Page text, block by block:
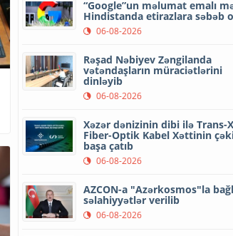
“Google”un məlumat emalı
Hindistanda etirazlara səbəb
06-08-2026
Rəşad Nəbiyev Zəngilanda
vətəndaşların müraciətlərini
dinləyib
06-08-2026
Xəzər dənizinin dibi ilə Trans-
Fiber-Optik Kabel Xəttinin
başa çatıb
06-08-2026
AZCON-a "Azərkosmos"la
səlahiyyətlər verilib
06-08-2026